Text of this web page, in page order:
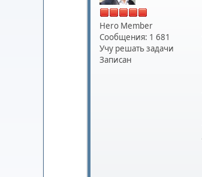
Hero Member
Сообщения: 1 681
Учу решать задачи
Записан